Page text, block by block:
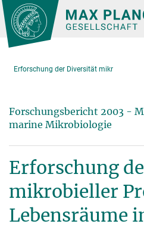
Hauptinhalt
Erforschung der Diversität mikr
Forschungsbericht 2003 -
marine Mikrobiologie
Erforschung
mikrobieller
Lebensräume